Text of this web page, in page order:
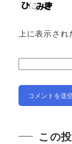
上に表示され
この